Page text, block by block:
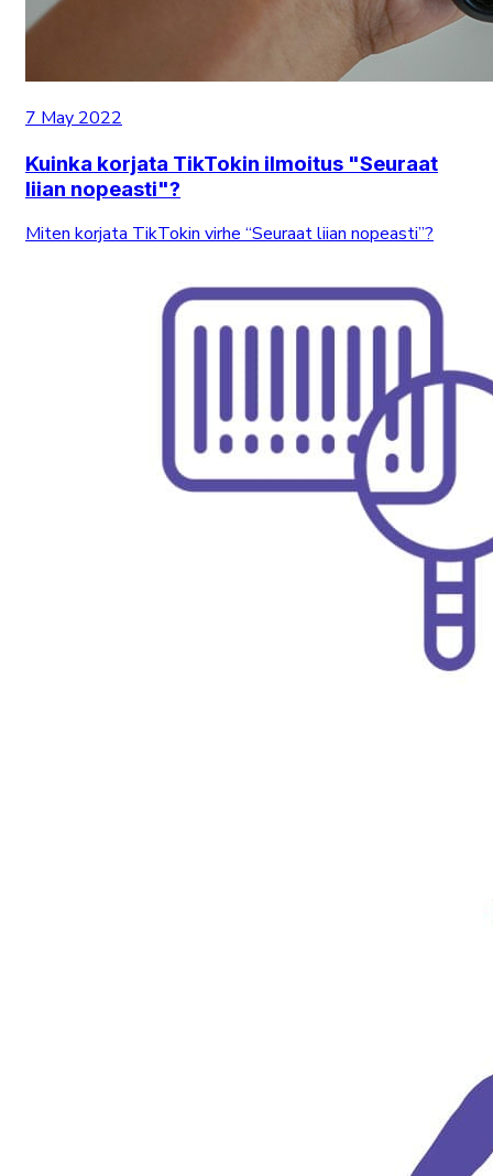
7 May 2022
Kuinka korjata TikTokin ilmoitus "Seuraat
liian nopeasti"?
Miten korjata TikTokin virhe “Seuraat liian nopeasti”?